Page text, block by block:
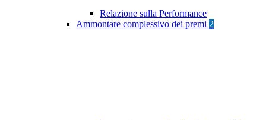
Relazione sulla Performance
Ammontare complessivo dei premi 2